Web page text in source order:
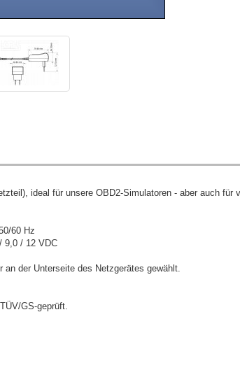
ideal für unsere OBD2-Simulatoren - aber auch für
60 Hz
9,0 / 12 VDC
an der Unterseite des Netzgerätes gewählt.
GS-geprüft.